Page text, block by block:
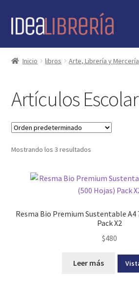
Ir
Ir
Inicio
libros
mi cuenta
nosotros
novedades
Inicio libros Arte, Librería y Mercería
Artículos
Mostrando los 3 resultados
Resma Bio Premium Sustentable A4
Pack X2
$480
Leer más